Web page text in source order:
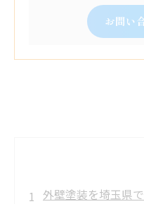
お問い
外壁塗装を埼玉県